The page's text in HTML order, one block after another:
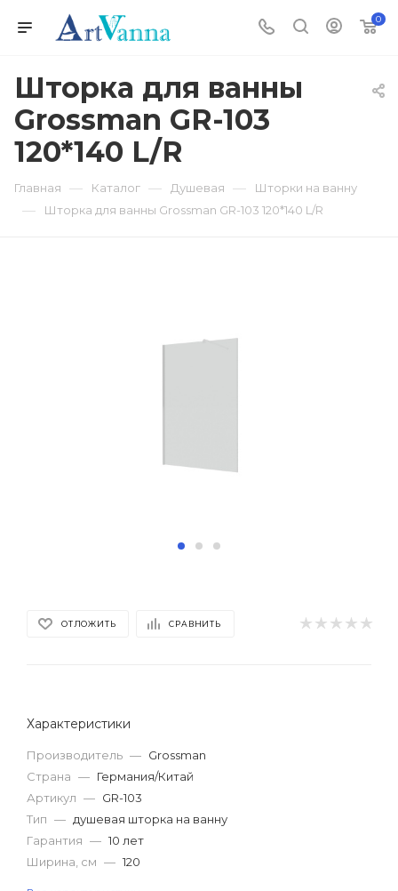
0
Шторка для ванны
Grossman GR-103
120*140 L/R
Главная — Каталог — Душевая — Шторки на ванну
— Шторка для ванны Grossman GR-103 120*140 L/R
ОТЛОЖИТЬ СРАВНИТЬ
Характеристики
Производитель — Grossman
Страна — Германия/Китай
Артикул — GR-103
Тип — душевая шторка на ванну
Гарантия — 10 лет
Ширина, см — 120